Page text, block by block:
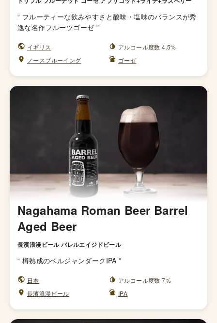
“ フルーティーな飲みやすさと酸味・塩味のバランスが秀
逸な名作フルーツゴーゼ”
イギリス
アルコール度数 4.5%
ノースブルーイング
ゴーゼ
Nagahama Roman Beer Barrel
Aged Beer
長濱浪漫ビール バレルエイジドビール
“ 樽熟成のベルジャンダークIPA ”
日本
アルコール度数 7%
長濱浪漫ビール
IPA